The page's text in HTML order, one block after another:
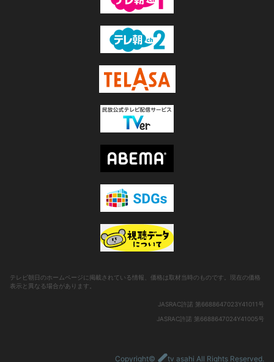
テレビ朝日のホームページに掲載されている情報、価格は取材当時のものです。現在の価格
表示と異なる場合があります。
JASRAC許諾 第6688647023Y41011号
JASRAC許諾 第6688647024Y41005号
Copyright© tv asahi All Rights Reserved.